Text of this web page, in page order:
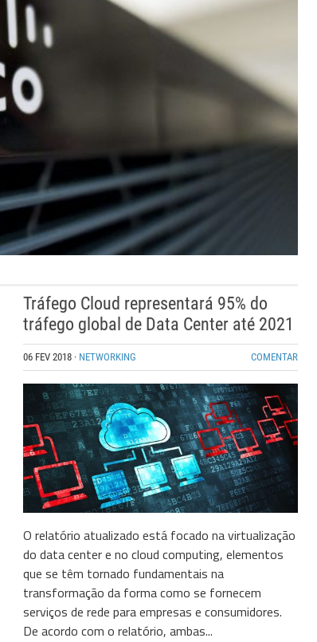
Tráfego Cloud representará 95% do
tráfego global de Data Center até 2021
06 FEV 2018 · NETWORKING COMENTAR
O relatório atualizado está focado na virtualização
do data center e no cloud computing, elementos
que se têm tornado fundamentais na
transformação da forma como se fornecem
serviços de rede para empresas e consumidores.
De acordo com o relatório, ambas...